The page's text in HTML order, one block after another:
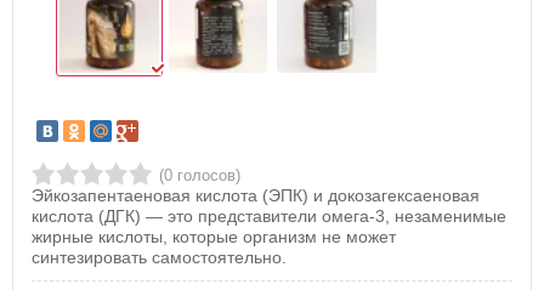
(0 голосов)
Эйкозапентаеновая кислота (ЭПК) и докозагексаеновая
кислота (ДГК) — это представители омега-3, незаменимые
жирные кислоты, которые организм не может
синтезировать самостоятельно.